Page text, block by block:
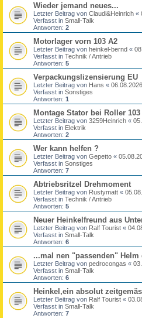
Wieder jemand neues...
Letzter Beitrag von Claudi&Heinrich «
Verfasst in Small-Talk
Antworten: 2
Motorlager vorn 103 A2
Letzter Beitrag von heinkel-bernd «
Verfasst in Technik / Antrieb
Antworten: 5
Verpackungslizensierung EU
Letzter Beitrag von Hans «
Verfasst in Sonstiges
Antworten: 1
Montage Stator bei Roller 103
Letzter Beitrag von 3259Heinrich «
Verfasst in Elektrik
Antworten: 2
Wer kann helfen ?
Letzter Beitrag von Gepetto «
Verfasst in Sonstiges
Antworten: 7
Abtriebsritzel Drehmoment
Letzter Beitrag von Rustymatt «
Verfasst in Technik / Antrieb
Antworten: 5
Neuer Heinkelfreund aus
Letzter Beitrag von Ralf Tourist «
Verfasst in Small-Talk
Antworten: 6
...mal nen "passenden" Helm
Letzter Beitrag von pedrocongas «
Verfasst in Small-Talk
Antworten: 6
Heinkel,ein absolut
Letzter Beitrag von Ralf Tourist «
Verfasst in Small-Talk
Antworten: 7